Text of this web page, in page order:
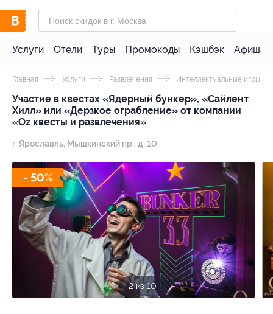
Услуги Отели Туры Промокоды Кэшбэк Афиша
Главная Услуги Развлечения Интеллектуальные игры
Участие в квестах «Ядерный бункер», «Сайлент
Хилл» или «Дерзкое ограбление» от компании
«Oz квесты и развлечения»
г. Ярославль, Мышкинский пр., д. 10
- 50%
3 из 10